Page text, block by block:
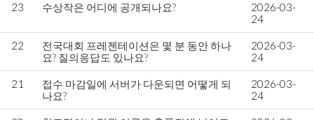
23 수상작은 어디에 공개되나요?
2026-03-
24
22
전국대회 프레젠테이션은 몇 분 동안 하나
요? 질의응답도 있나요?
2026-03-
24
21
접수 마감일에 서버가 다운되면 어떻게 되
나요?
2026-03-
24